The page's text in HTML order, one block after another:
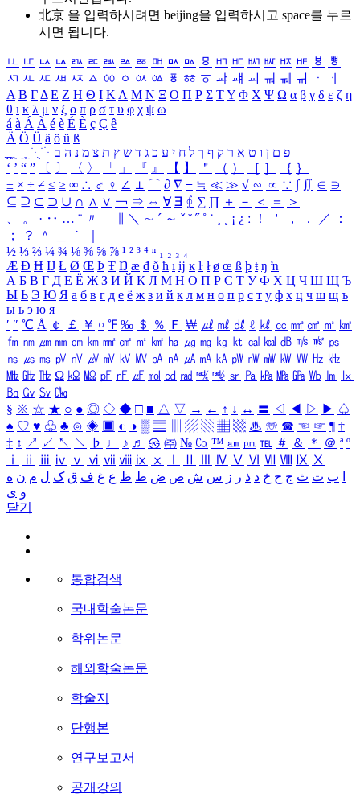
北京 을 입력하시려면 beijing을 입력하시고 space를 누르
시면 됩니다.
ㅥ ㅦ ㅧ ㅨ ㅩ ㅪ ㅫ ㅬ ㅭ ㅮ ㅯ ㅰ ㅱ ㅲ ㅳ ㅴ ㅵ ㅶ ㅷ ㅸ
ㅹ
ㅺ ㅻ ㅼ ㅽ ㅾ ㅿ ㆀ ㆁ ㆂ ㆃ ㆄ ㆅ ㆆ ㆇ ㆈ ㆉ ㆊ ㆋ ㆌ ㆍ
ㆎ
Α Β ΓΔ Ε Ζ Η Θ Ι ΚΛ Μ Ν Ξ Ο Π Ρ Σ ΤΥ Φ Χ Ψ Ω α β γ δ ε ζ η
θ ι κ λ μ ν ξ ο π ρ σ τ υ φ χ ψ ω
á à Á À é è É È ç Ç ê
Ä Ö Ü ä ö ü ß
ִֶֹ ֻּ ׁׂ פ ם ן ו ט א ר ק ף ך ל ח י ע כ ג ד ש ץ ת צ מ נ ה ב
‘ ’ “ ” 〔 〕 〈 〉 「 」 『 』 【 】 ＂ （ ） ［ ］ ｛ ｝
± × ÷ ≠ ≤ ≥ ∞ ∴ ♂ ♀ ∠ ⊥ ⌒ ∂ ∇ ≡ ≒ ≪ ≫ √ ∽ ∝ ∵ ∫ ∬ ∈ ∋
⊆ ⊇ ⊂ ⊃ ∪ ∩ ∧ ∨ ￢ ⇒ ⇔ ∀ ∃ ∮ ∑ ∏ ＋ － ＜ ＝
＞
、
。 · ‥ … ¨ 〃 ― ＼ ∼ ´ ～ ˇ ˘ ˝ ˚ ˙ ¸ ¡ ¿ ː ！ ＇ ， ． ／
：
；
？ ＾ ｀
½ ⅓ ⅔ ¼ ¾ ⅛ ⅜ ⅝ ⅞ ¹ ² ³ ⁴ ⁿ ₁ ₂ ₃ ₄
Æ Ð Ħ Ĳ Ł Ø Œ Þ Ŧ Ŋ æ đ ð ħ ı ĳ ĸ ŀ ł ø œ ß þ ŧ ŋ ŉ
А Б В Г Д Е Ё Ж З И Й К Л М Н О П Р С Т У Ф Х Ц Ч Ш Щ Ъ
Ы Ь Э Ю Я а б в г д е ё ж з и й к л м н о п р с т у ф х ц ч ш щ ъ
ы ь э ю я
′ ″ ℃ Å ￠ ￡ ￥ ¤ ℉ ‰ ＄ ％ Ｆ ￦ ㎕ ㎖ ㎗ ℓ ㎘ ㏄ ㎣ ㎤ ㎥ ㎦
㎙ ㎚ ㎛ ㎜ ㎝ ㎞ ㎟ ㎠ ㎡ ㎢ ㏊ ㎍ ㎎ ㎏ ㏏ ㎈ ㎉ ㏈ ㎧ ㎨ ㎰
㎱ ㎲ ㎳ ㎴ ㎵ ㎶ ㎷ ㎸ ㎹ ㎀ ㎁ ㎂ ㎃ ㎄ ㎺ ㎻ ㎽ ㎾ ㎿ ㎐ ㎑
㎒ ㎓ ㎔ Ω ㏀ ㏁ ㎊ ㎋ ㎌ ㏖ ㏅ ㎭ ㎮ ㎯ ㏛ ㎩ ㎪ ㎫ ㎬ ㏝ ㏐
㏓
㏃ ㏉ ㏜ ㏆
§ ※ ☆ ★ ○ ● ◎ ◇ ◆ □ ■ △ ▽ → ← ↑ ↓ ↔ 〓 ◁ ◀ ▷ ▶ ♤
♠ ♡ ♥ ♧ ♣ ⊙ ◈ ▣ ◐ ◑ ▒ ▤ ▨ ▧ ▦ ▩ ♨ ☏ ☎ ☜ ☞ ¶ †
‡ ↕ ↗ ↙ ↖ ↘ ♭ ♩ ♪ ♬ ㉿ ㈜ № ㏇ ™ ㏂ ㏘ ℡ ＃ ＆ ＊ ＠ ª º
ⅰ
ⅱ ⅲ ⅳ ⅴ ⅵ ⅶ ⅷ ⅸ ⅹ Ⅳ Ⅴ Ⅵ Ⅶ Ⅷ Ⅸ Ⅹ
ب ت ث ج ح خ د ذ ر ز س ش ص ض ط ظ ع غ ف ق ک ل م ن ه
و ی
닫기
통합검색
국내학술논문
학위논문
해외학술논문
학술지
단행본
연구보고서
공개강의